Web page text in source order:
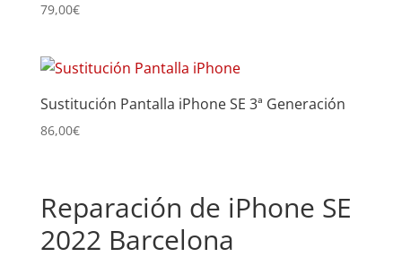
79,00€
Sustitución Pantalla iPhone SE 3ª Generación
86,00€
Reparación de iPhone SE
2022 Barcelona